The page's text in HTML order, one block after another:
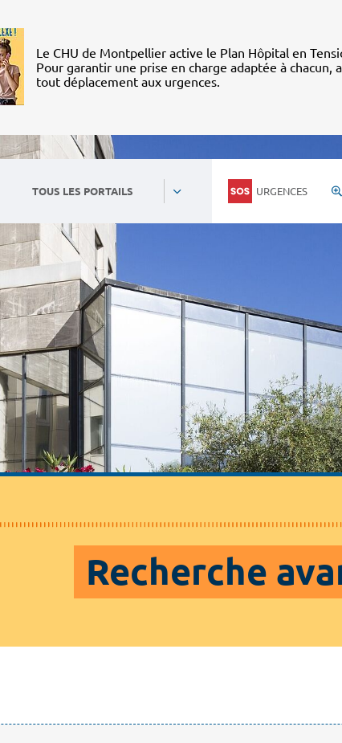
Le CHU de Montpellier active le Plan Hôpital en
Pour garantir une prise en charge adaptée à chacun,
tout déplacement aux urgences.
TOUS LES PORTAILS URGENCES
Recherche